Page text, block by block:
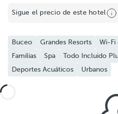
Sigue el precio de este hotel
Buceo Grandes Resorts Wi-Fi
Familias
Spa Todo Incluido
Deportes Acuáticos
Urbanos